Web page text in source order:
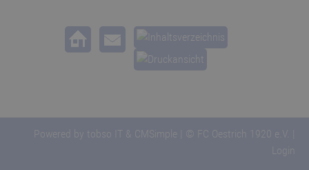
Powered by tobso IT & CMSimple | © FC Oestrich 1920 e.V. |
Login